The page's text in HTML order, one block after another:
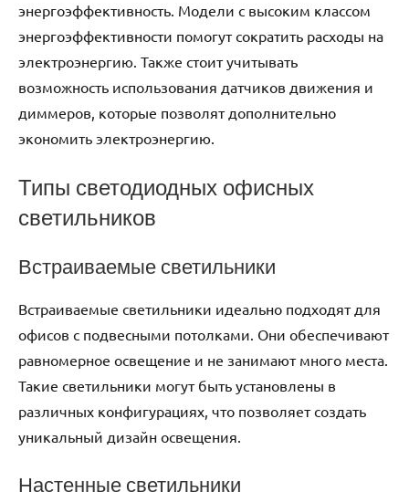
энергоэффективность. Модели с высоким классом
энергоэффективности помогут сократить расходы на
электроэнергию. Также стоит учитывать
возможность использования датчиков движения и
диммеров, которые позволят дополнительно
экономить электроэнергию.
Типы светодиодных офисных
светильников
Встраиваемые светильники
Встраиваемые светильники идеально подходят для
офисов с подвесными потолками. Они обеспечивают
равномерное освещение и не занимают много места.
Такие светильники могут быть установлены в
различных конфигурациях, что позволяет создать
уникальный дизайн освещения.
Настенные светильники